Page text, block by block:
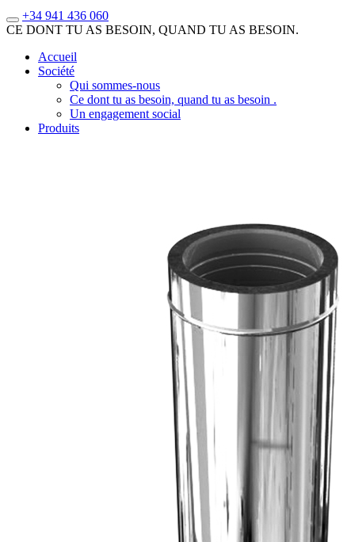
+34 941 436 060
CE DONT TU AS BESOIN, QUAND TU AS BESOIN.
Accueil
Société
Qui sommes-nous
Ce dont tu as besoin, quand tu as besoin .
Un engagement social
Produits